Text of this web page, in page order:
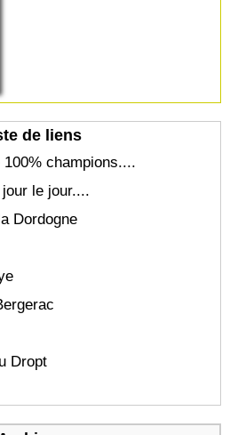
de liens
100% champions....
le jour....
Dordogne
Dropt